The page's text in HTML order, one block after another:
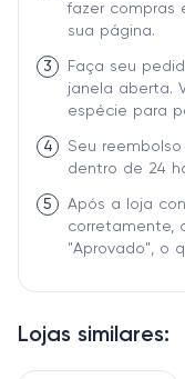
Lojas similares:
fazer compras
sua página.
3
Faça seu
janela aberta.
espécie para
4
Seu
dentro de 24
5
Após a loja
corretamente,
"Aprovado", o